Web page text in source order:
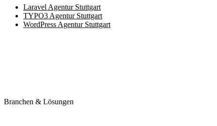
Laravel Agentur Stuttgart
TYPO3 Agentur Stuttgart
WordPress Agentur Stuttgart
Branchen & Lösungen